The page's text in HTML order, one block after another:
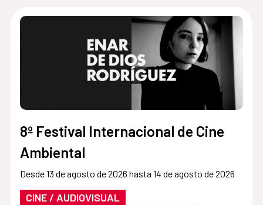
8º Festival Internacional de Cine
Ambiental
Desde 13 de agosto de 2026 hasta 14 de agosto de 2026
CINE / AUDIOVISUAL